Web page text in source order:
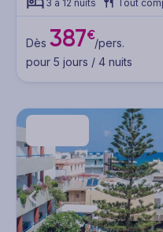
3 à 12 nuits Tout
Dès 387€/pers.
pour 5 jours / 4 nuits